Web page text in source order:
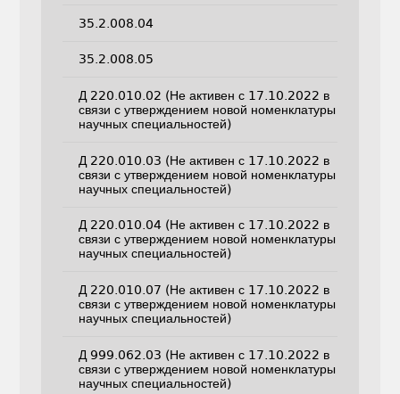
35.2.008.04
35.2.008.05
Д 220.010.02 (Не активен с 17.10.2022 в
связи с утверждением новой номенклатуры
научных специальностей)
Д 220.010.03 (Не активен с 17.10.2022 в
связи с утверждением новой номенклатуры
научных специальностей)
Д 220.010.04 (Не активен с 17.10.2022 в
связи с утверждением новой номенклатуры
научных специальностей)
Д 220.010.07 (Не активен с 17.10.2022 в
связи с утверждением новой номенклатуры
научных специальностей)
Д 999.062.03 (Не активен с 17.10.2022 в
связи с утверждением новой номенклатуры
научных специальностей)